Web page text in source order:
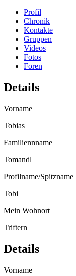
Profil
Chronik
Kontakte
Gruppen
Videos
Fotos
Foren
Details
Vorname
Tobias
Familiennname
Tomandl
Profilname/Spitzname
Tobi
Mein Wohnort
Triftern
Details
Vorname